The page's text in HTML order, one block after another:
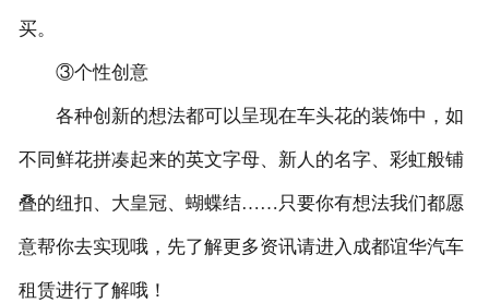
买。
③个性创意
各种创新的想法都可以呈现在车头花的装饰中，如
不同鲜花拼凑起来的英文字母、新人的名字、彩虹般铺
叠的纽扣、大皇冠、蝴蝶结……只要你有想法我们都愿
意帮你去实现哦，先了解更多资讯请进入成都谊华汽车
租赁进行了解哦！